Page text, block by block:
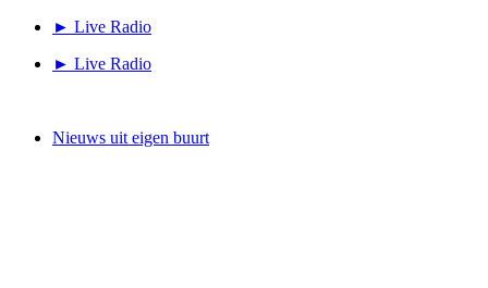
► Live Radio
► Live Radio
Nieuws uit eigen buurt